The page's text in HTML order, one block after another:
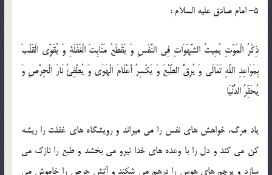
5- امام صادق عليه ‏السلام :
ذِكْرُ الْمَوْتِ يُمِيتُ الشَّهَوَاتِ فِي النَّفْسِ وَ يَقْطَعُ مَنَابِتَ الْغَفْلَةِ وَ يُقَوِّي الْقَلْبَ
بِمَوَاعِدِ اللَّهِ تَعَالَى وَ يُرِقُّ الطَّبْعَ وَ يَكْسِرُ أَعْلَامَ الْهَوَى وَ يُطْفِئُ نَارَ الْحِرْصِ وَ
يُحَقِّرُ الدُّنْيَا
ياد مرگ، خواهش هاى نفس را مى ميراند و رويشگاه هاى غفلت را ريشه
كن مى كند و دل را با وعده هاى خدا نيرو مى بخشد و طبع را نازك مى
سازد و پرچم هاى هوس را درهم مى شكند و آتش حرص را خاموش مى